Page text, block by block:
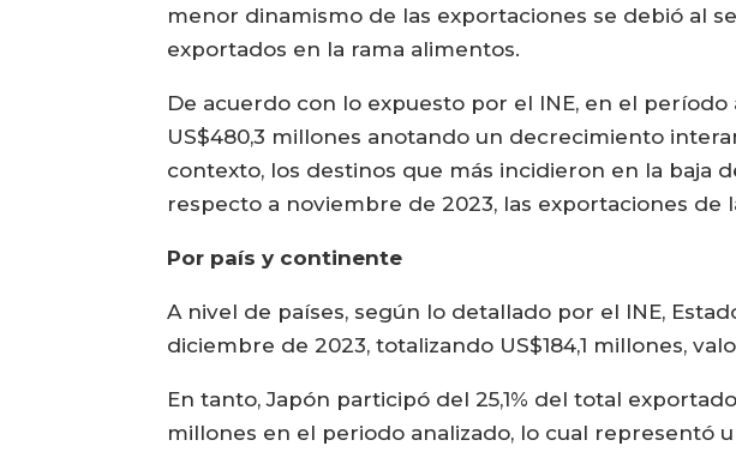
menor dinamismo de las exportaciones se debió al
exportados en la rama alimentos.
De acuerdo con lo expuesto por el INE, en el
US$480,3 millones anotando un decrecimiento
contexto, los destinos que más incidieron en la baja
respecto a noviembre de 2023, las exportaciones
Por país y continente
A nivel de países, según lo detallado por el INE,
diciembre de 2023, totalizando US$184,1 millones,
En tanto, Japón participó del 25,1% del total
millones en el periodo analizado, lo cual representó